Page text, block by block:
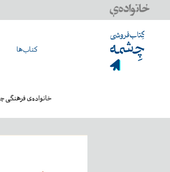
کتاب‌ها
خانواده‌ی فرهنگی